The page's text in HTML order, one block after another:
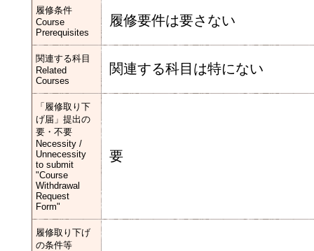
履修条件
Course
Prerequisites
履修要件は要さない
関連する科目
Related
Courses
関連する科目は特にない
「履修取り下
げ届」提出の
要・不要
Necessity /
Unnecessity
to submit
"Course
Withdrawal
Request
Form"
要
履修取り下げ
の条件等